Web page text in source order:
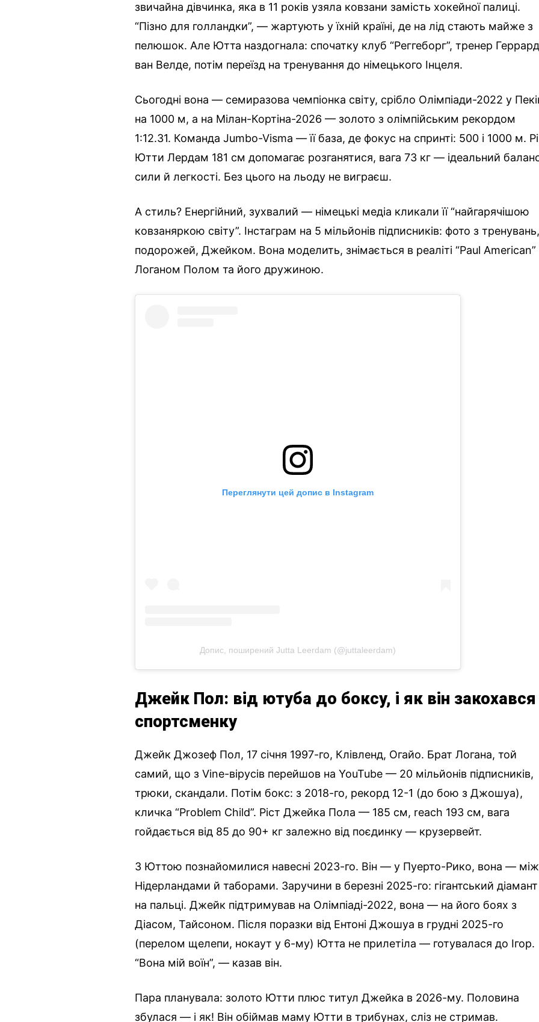
звичайна дівчинка, яка в 11 років узяла ковзани замість хокейної палиці.
“Пізно для голландки”, — жартують у їхній країні, де на лід стають майже з
пелюшок. Але Ютта наздогнала: спочатку клуб “Реггеборг”, тренер
ван Велде, потім переїзд на тренування до німецького Інцеля.
Сьогодні вона — семиразова чемпіонка світу, срібло Олімпіади-2022 у
на 1000 м, а на Мілан-Кортіна-2026 — золото з олімпійським рекордом
1:12.31. Команда Jumbo-Visma — її база, де фокус на спринті: 500 і 1000 м.
Ютти Лердам 181 см допомагає розганятися, вага 73 кг — ідеальний
сили й легкості. Без цього на льоду не виграєш.
А стиль? Енергійний, зухвалий — німецькі медіа кликали її “найгарячішою
ковзаняркою світу”. Інстаграм на 5 мільйонів підписників: фото з
подорожей, Джейком. Вона моделить, знімається в реаліті “Paul American”
Логаном Полом та його дружиною.
Переглянути цей допис в Instagram
Допис, поширений Jutta Leerdam (@juttaleerdam)
Джейк Пол: від ютуба до боксу, і як він
спортсменку
Джейк Джозеф Пол, 17 січня 1997-го, Клівленд, Огайо. Брат Логана, той
самий, що з Vine-вірусів перейшов на YouTube — 20 мільйонів підписників,
трюки, скандали. Потім бокс: з 2018-го, рекорд 12-1 (до бою з Джошуа),
кличка “Problem Child”. Ріст Джейка Пола — 185 см, reach 193 см, вага
гойдається від 85 до 90+ кг залежно від поєдинку — крузервейт.
З Юттою познайомилися навесні 2023-го. Він — у Пуерто-Рико, вона — між
Нідерландами й таборами. Заручини в березні 2025-го: гігантський діамант
на пальці. Джейк підтримував на Олімпіаді-2022, вона — на його боях з
Діасом, Тайсоном. Після поразки від Ентоні Джошуа в грудні 2025-го
(перелом щелепи, нокаут у 6-му) Ютта не прилетіла — готувалася до Ігор.
“Вона мій воїн”, — казав він.
Пара планувала: золото Ютти плюс титул Джейка в 2026-му. Половина
збулася — і як! Він обіймав маму Ютти в трибунах, сліз не стримав.